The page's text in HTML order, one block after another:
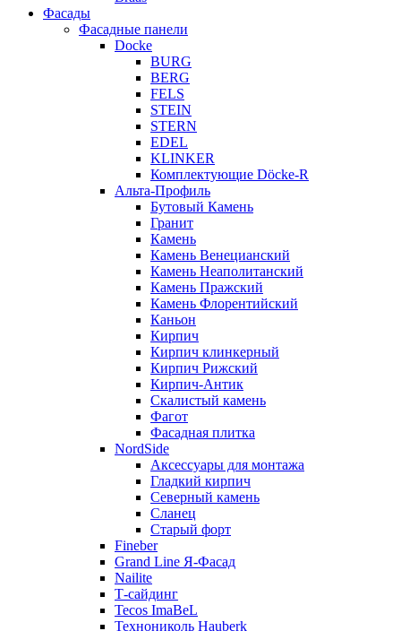
Фасады
Фасадные панели
Docke
BURG
BERG
FELS
STEIN
STERN
EDEL
KLINKER
Комплектующие Döcke-R
Альта-Профиль
Бутовый Камень
Гранит
Камень
Камень Венецианский
Камень Неаполитанский
Камень Пражский
Камень Флорентийский
Каньон
Кирпич
Кирпич клинкерный
Кирпич Рижский
Кирпич-Антик
Скалистый камень
Фагот
Фасадная плитка
NordSide
Аксессуары для монтажа
Гладкий кирпич
Северный камень
Сланец
Старый форт
Fineber
Grand Line Я-Фасад
Nailite
Т-сайдинг
Tecos ImaBeL
Технониколь Hauberk